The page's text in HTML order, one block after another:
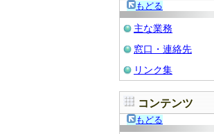
もどる
主な業務
窓口・連絡先
リンク集
コンテンツ
もどる